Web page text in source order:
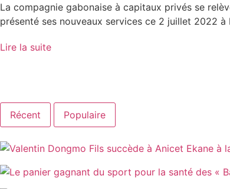
La compagnie gabonaise à capitaux privés se
présenté ses nouveaux services ce 2 juillet 2022 à
Lire la suite
Récent Populaire